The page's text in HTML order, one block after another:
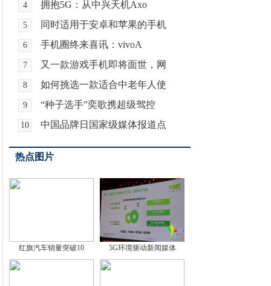
4 拥抱5G：从中兴天机Axo
5 同时适用于安卓和苹果的手机
6 手机圈终来喜讯：vivoA
7 又一款游戏手机即将面世，网
8 如何挑选一款适合中老年人使
9 “种子选手”奕歌携超级驾控
10 中国品牌日国家级媒体报道点
热点图片
红旗汽车销量突破10 5G环境驱动新闻媒体